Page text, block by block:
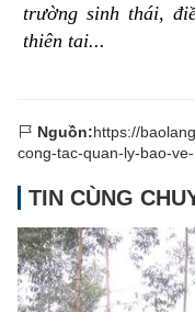
trường sinh thái,
thiên tai...
Nguồn:https://
cong-tac-quan-ly-bao-
TIN CÙNG